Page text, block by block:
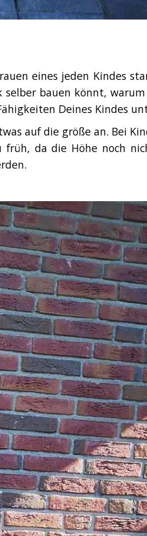
eines jeden Kindes
selber bauen könnt,
Deines Kindes
auf die größe an. Bei
früh, da die Höhe noch